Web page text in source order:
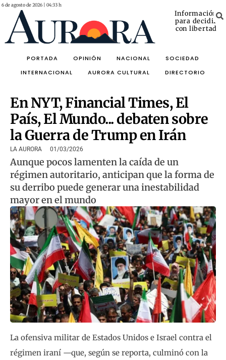
6 de agosto de 2026 | 04:33 h
Información
para decidir
con libertad
PORTADA OPINIÓN NACIONAL
SOCIEDAD
INTERNACIONAL
AURORA CULTURAL DIRECTORIO
En NYT, Financial Times, El
País, El Mundo... debaten sobre
la Guerra de Trump en Irán
LA AURORA 01/03/2026
Aunque pocos lamenten la caída de un
régimen autoritario, anticipan que la forma de
su derribo puede generar una inestabilidad
mayor en el mundo
La ofensiva militar de Estados Unidos e Israel contra el
régimen iraní —que, según se reporta, culminó con la